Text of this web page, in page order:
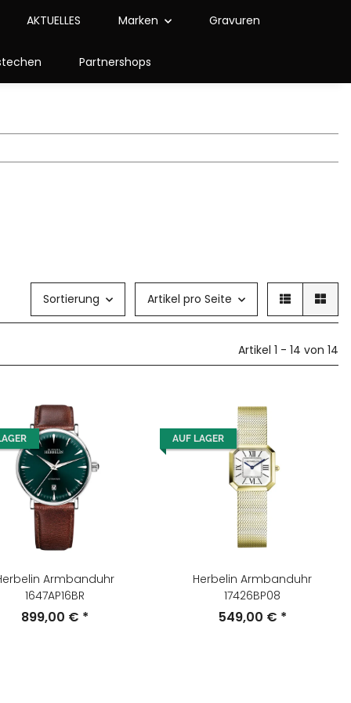
AKTUELLES Marken Gravuren
Partnershops
Sortierung Artikel pro Seite
Artikel 1 - 14 von 14
Armbanduhr
1647AP16BR
899,00 € *
AUF LAGER
Herbelin Armbanduhr
17426BP08
549,00 € *